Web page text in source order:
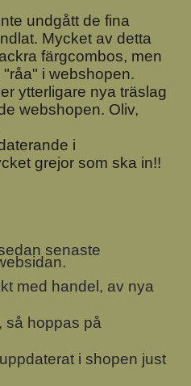
undgått de fina
Mycket av detta
färgcombos, men
i webshopen.
ytterligare nya träslag
webshopen. Oliv,
i
grejor som ska in!!
senaste
med handel, av nya
så hoppas på
i shopen just